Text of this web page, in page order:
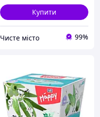
Купити
Чисте місто 99%